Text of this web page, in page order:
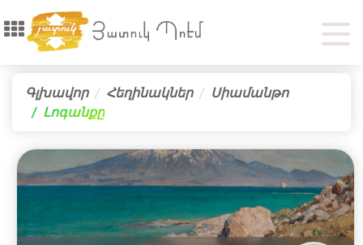
Գլխավոր Հեղինակներ
Սիամանթո
Լոգանքը